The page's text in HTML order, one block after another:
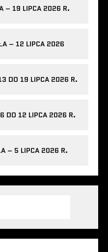
– 19 LIPCA 2026 R.
– 12 LIPCA 2026
DO 19 LIPCA 2026 R.
DO 12 LIPCA 2026 R.
– 5 LIPCA 2026 R.